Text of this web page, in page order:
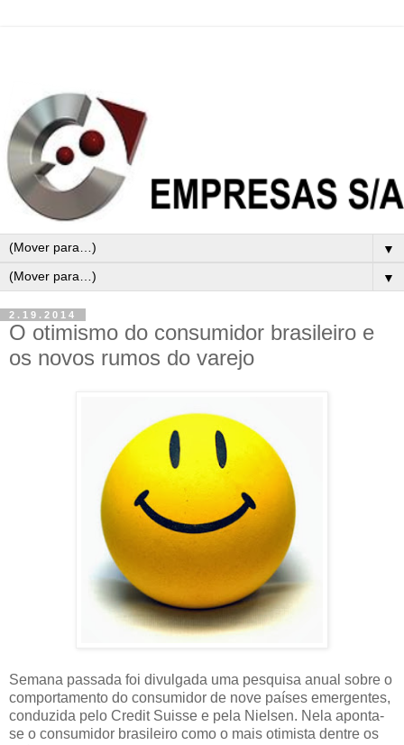
▼
▼
2.19.2014
O otimismo do consumidor brasileiro e
os novos rumos do varejo
Semana passada foi divulgada uma pesquisa anual sobre o
comportamento do consumidor de nove países emergentes,
conduzida pelo Credit Suisse e pela Nielsen. Nela aponta-
se o consumidor brasileiro como o mais otimista dentre os